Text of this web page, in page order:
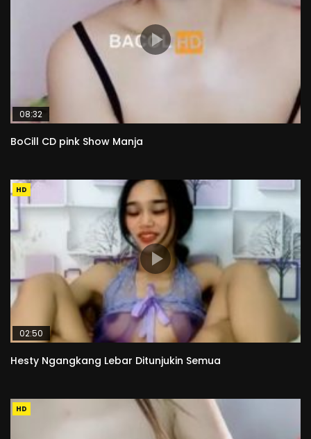
08:32
BoCill CD pink Show Manja
HD
02:50
Hesty Ngangkang Lebar Ditunjukin Semua
HD